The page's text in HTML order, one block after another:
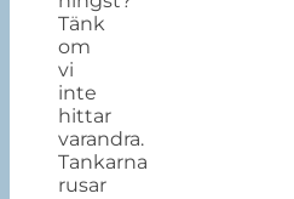
Tänk
om
vi
inte
hittar
varandra.
Tankarna
rusar